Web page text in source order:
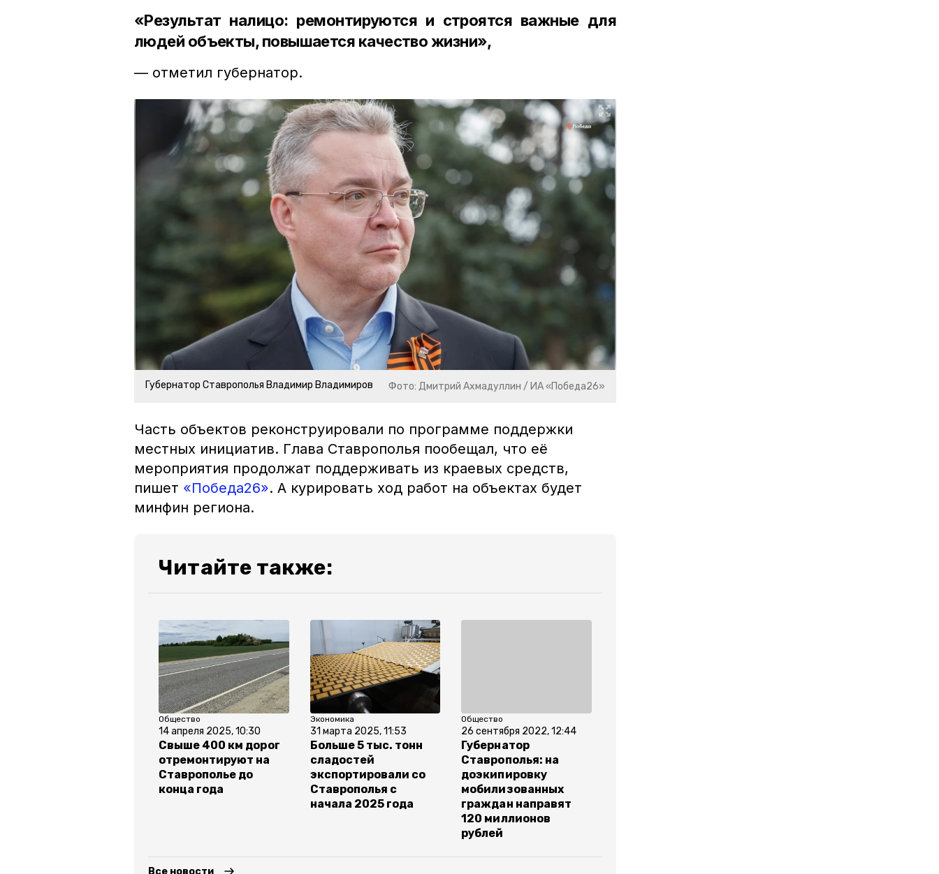
«Результат налицо: ремонтируются и строятся важные для
людей объекты, повышается качество жизни»,
— отметил губернатор.
Губернатор Ставрополья Владимир Владимиров Фото: Дмитрий Ахмадуллин / ИА «Победа26»
Часть объектов реконструировали по программе поддержки
местных инициатив. Глава Ставрополья пообещал, что её
мероприятия продолжат поддерживать из краевых средств,
пишет «Победа26». А курировать ход работ на объектах будет
минфин региона.
Читайте также:
Общество
14 апреля 2025, 10:30
Свыше 400 км дорог
отремонтируют на
Ставрополье до
конца года
Экономика
31 марта 2025, 11:53
Больше 5 тыс. тонн
сладостей
экспортировали со
Ставрополья с
начала 2025 года
Общество
26 сентября 2022, 12:44
Губернатор
Ставрополья: на
доэкипировку
мобилизованных
граждан направят
120 миллионов
рублей
Все новости